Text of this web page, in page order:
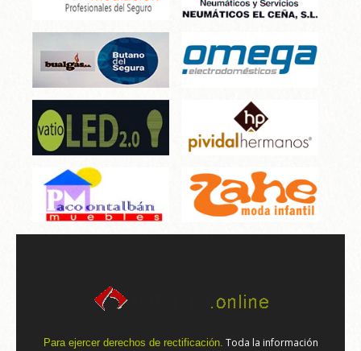
Para ejercer derechos de rectificación. Toda la información